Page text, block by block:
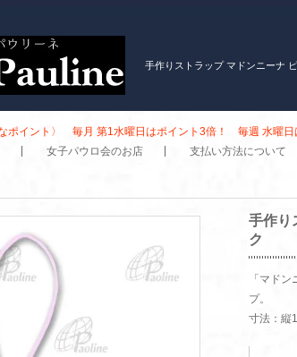
手作りストラップ マドンニーナ
なポイント〉 毎月 第1水曜日はポイント3倍！ 毎週 水曜
女子パウロ会のお店 支払い方法について
手作り
ク
「マド
プ。
寸法：縦